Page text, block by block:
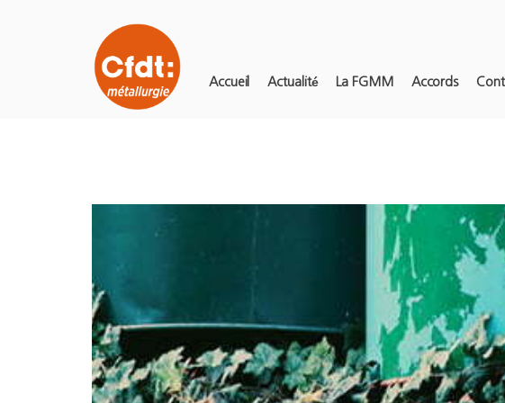
Accueil Actualité La FGMM Accords